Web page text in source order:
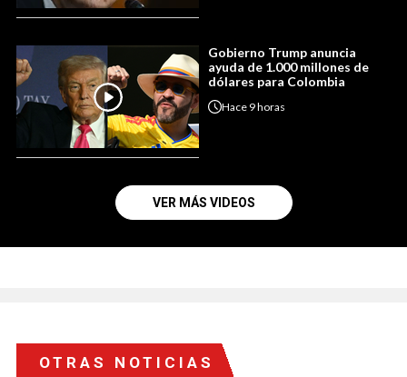
Gobierno Trump anuncia
ayuda de 1.000 millones de
dólares para Colombia
Hace 9 horas
VER MÁS VIDEOS
OTRAS NOTICIAS